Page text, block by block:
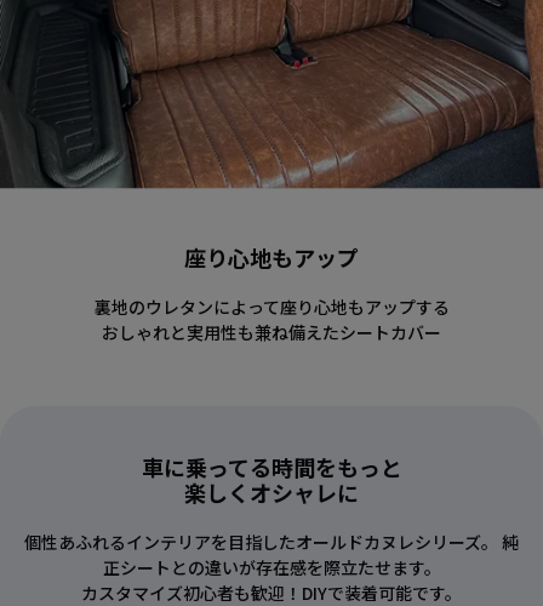
座り心地もアップ
裏地のウレタンによって座り心地もアップする
おしゃれと実用性も兼ね備えたシートカバー
車に乗ってる時間をもっと
楽しくオシャレに
個性あふれるインテリアを目指したオールドカヌレシリーズ。 純
正シートとの違いが存在感を際立たせます。
カスタマイズ初心者も歓迎！DIYで装着可能です。